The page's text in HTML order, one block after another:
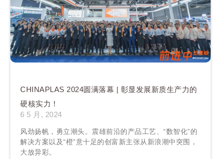
CHINAPLAS 2024圆满落幕 | 彰显发展新质生产力的
硬核实力！
6 5 月, 2024
风劲扬帆，勇立潮头。震雄前沿的产品工艺、“数智化”的
解决方案以及“橙”意十足的创富新主张从新浪潮中突围，
大放异彩。